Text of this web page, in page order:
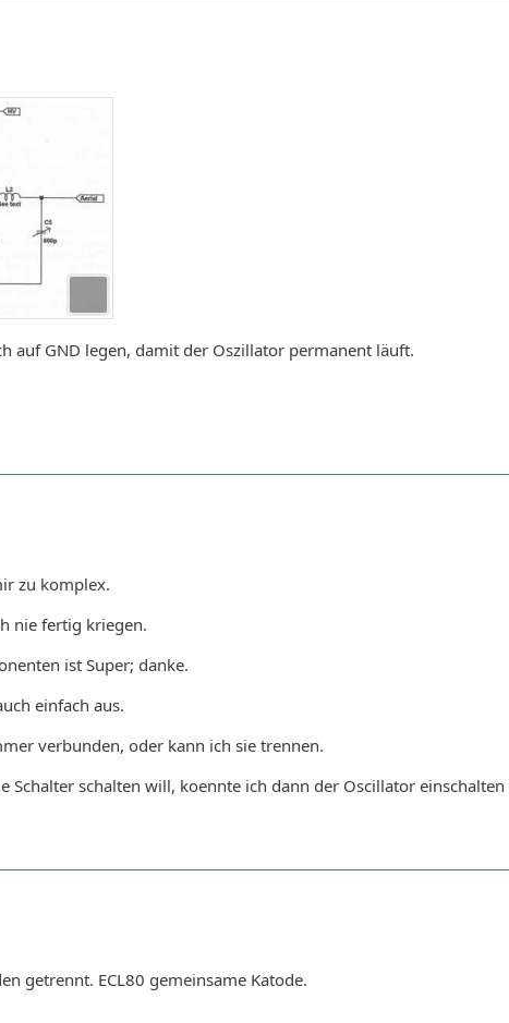
auf GND legen, damit der Oszillator permanent läuft.
zu komplex.
nie fertig kriegen.
ist Super; danke.
einfach aus.
verbunden, oder kann ich sie trennen.
Schalter schalten will, koennte ich dann der Oscillator
getrennt. ECL80 gemeinsame Katode.